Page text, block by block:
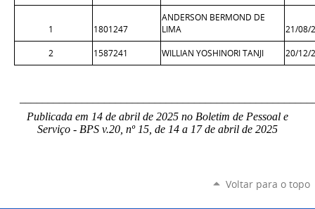
1 1801247
ANDERSON BERMOND DE
LIMA
21/08/
2
1587241 WILLIAN YOSHINORI TANJI 20/12/
Publicada em 14 de abril de 2025 no Boletim de Pessoal e
Serviço - BPS v.20, nº 15, de 14 a 17 de abril de 2025
Voltar para o topo